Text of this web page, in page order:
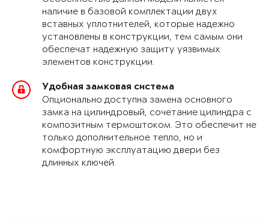
наличие в базовой комплектации двух
вставных уплотнителей, которые надежно
установлены в конструкции, тем самым они
обеспечат надежную защиту уязвимых
элементов конструкции.
Удобная замковая система
Опционально доступна замена основного
замка на цилиндровый, сочетание цилиндра с
композитным термоштоком. Это обеспечит не
только дополнительное тепло, но и
комфортную эксплуатацию двери без
длинных ключей.